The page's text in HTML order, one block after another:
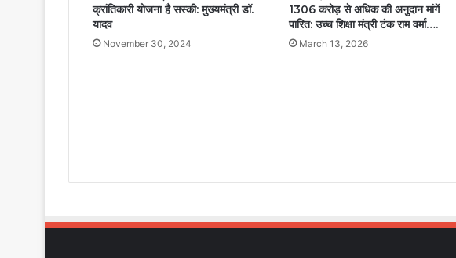
क्रांतिकारी योजना है सस्की: मुख्यमंत्री डॉ.
यादव
November 30, 2024
1306 करोड़ से अधिक की अनुदान मांगें
पारित: उच्च शिक्षा मंत्री टंक राम वर्मा….
March 13, 2026